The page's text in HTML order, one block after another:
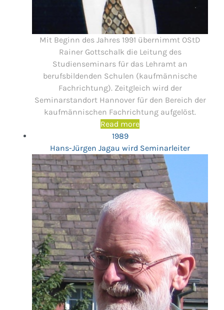
Mit Beginn des Jahres 1991 übernimmt OStD
Rainer Gottschalk die Leitung des
Studienseminars für das Lehramt an
berufsbildenden Schulen (kaufmännische
Fachrichtung). Zeitgleich wird der
Seminarstandort Hannover für den Bereich der
kaufmännischen Fachrichtung aufgelöst.
Read more
1989
Hans-Jürgen Jagau wird Seminarleiter